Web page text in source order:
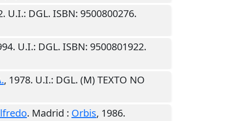
. U.I.: DGL. ISBN: 9500800276.
. U.I.: DGL. ISBN: 9500801922.
, 1978. U.I.: DGL. (M) TEXTO NO
. Madrid : Orbis, 1986.